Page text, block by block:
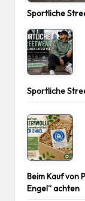
Sportliche
Sportliche
Beim Kauf von
Engel“ achten